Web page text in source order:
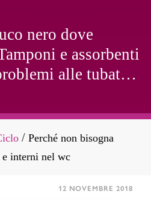
nero dove
e assorbenti
alle tubature
/ Perché non bisogna
e interni nel wc
12 NOVEMBRE 2018